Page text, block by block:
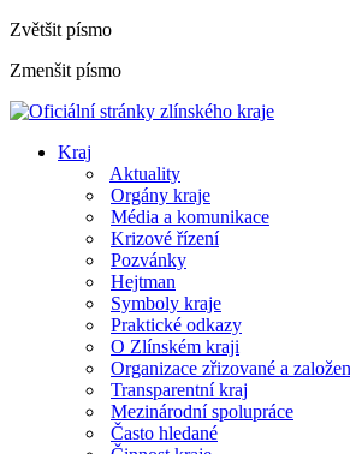
Zvětšit písmo
Zmenšit písmo
Kraj
Aktuality
Orgány kraje
Média a komunikace
Krizové řízení
Pozvánky
Hejtman
Symboly kraje
Praktické odkazy
O Zlínském kraji
Organizace zřizované a
Transparentní kraj
Mezinárodní spolupráce
Často hledané